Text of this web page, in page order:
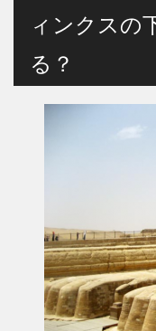
ィンクスの
る？